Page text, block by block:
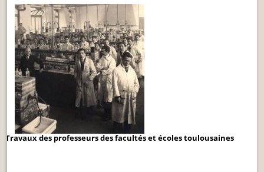
Travaux des professeurs des facultés et écoles toulousaines